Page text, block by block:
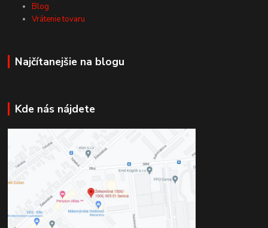
Blog
Vrátenie tovaru
Najčítanejšie na blogu
Kde nás nájdete